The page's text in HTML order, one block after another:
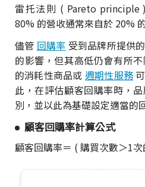
雷托法則 ( Pareto principle
80% 的營收通常來自於 20%
儘管 回購率 受到品牌所提供
的影響，但其高低仍會有所
的消耗性商品或 週期性服務
此，在評估顧客回購率時，
別，並以此為基礎設定適當的
顧客回購率計算公式
顧客回購率＝ ( 購買次數＞1